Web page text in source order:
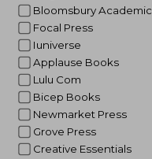
Bloomsbury Academic
Focal Press
Iuniverse
Applause Books
Lulu Com
Bicep Books
Newmarket Press
Grove Press
Creative Essentials